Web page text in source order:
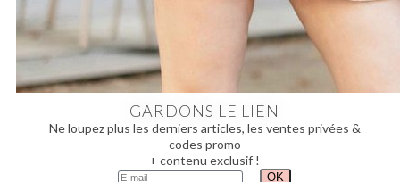
GARDONS LE LIEN
Ne loupez plus les derniers articles, les ventes privées &
codes promo
+ contenu exclusif !